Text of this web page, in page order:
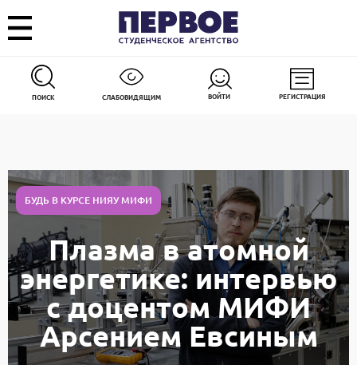
ПОИСК СЛАБОВИДЯЩИМ ВОЙТИ РЕГИСТРАЦИЯ
БУДЬ В КУРСЕ НИЯУ МИФИ
Плазма в атомной
энергетике: интервью
с доцентом МИФИ
Арсением Евсиным